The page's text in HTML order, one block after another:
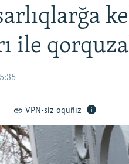
ile
VPN-siz oquñız